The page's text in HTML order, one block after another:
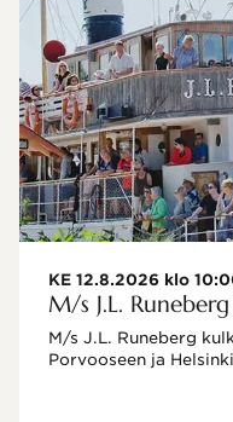
KE 12.8.2026 klo
M/s J.L.
M/s J.L. Runeberg
Porvooseen ja